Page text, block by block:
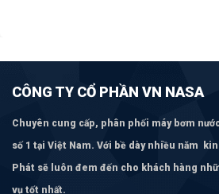
CÔNG TY CỔ PHẦN VN NASA
Chuyên cung cấp, phân phối máy bơm
số 1 tại Việt Nam. Với bề dày nhiều năm
Phát sẽ luôn đem đến cho khách hàng
vụ tốt nhất.